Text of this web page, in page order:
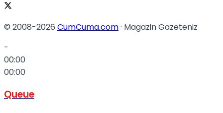
© 2008-2026 CumCuma.com· Magazin Gazeteniz
-
00:00
00:00
Queue